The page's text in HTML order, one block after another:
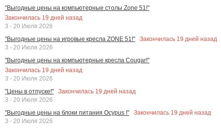
"Выгодные цены на компьютерные столы Zone 51!"
Закончилась 19 дней назад
3 - 20 Июля 2026
"Выгодные цены на игровые кресла ZONE 51!"
Закончилась 19 дней назад
3 - 20 Июля 2026
"Выгодные цены на компьютерные кресла Cougar!"
Закончилась 19 дней назад
3 - 20 Июля 2026
"Цены в отпуске!"
Закончилась 19 дней назад
3 - 20 Июля 2026
"Выгодные цены на блоки питания Ocypus !"
Закончилась 19 дней назад
3 - 20 Июля 2026